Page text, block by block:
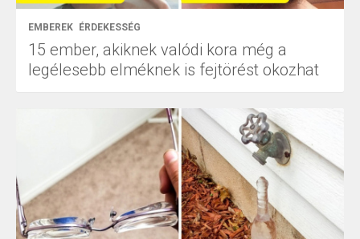
EMBEREK ÉRDEKESSÉG
15 ember, akiknek valódi kora még a
legélesebb elméknek is fejtörést okozhat